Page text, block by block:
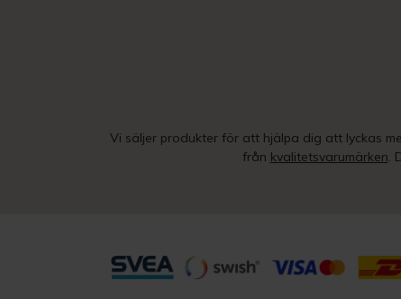
Vi säljer produkter för att hjälpa dig att lyckas
från kvalitetsvarumärken.